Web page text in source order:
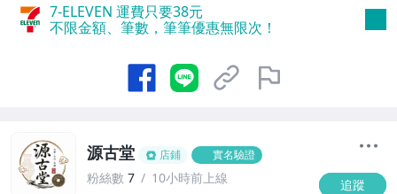
7-ELEVEN 運費只要38元
不限金額、筆數，筆筆優惠無限次！
源古堂 店鋪 實名驗證
粉絲數 7 10小時前上線 追蹤